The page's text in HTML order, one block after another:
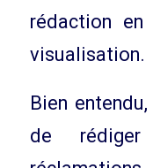
rédaction
visualisation.
Bien
de